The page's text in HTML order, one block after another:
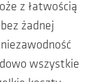
z łatwością
żadnej
wszystkie